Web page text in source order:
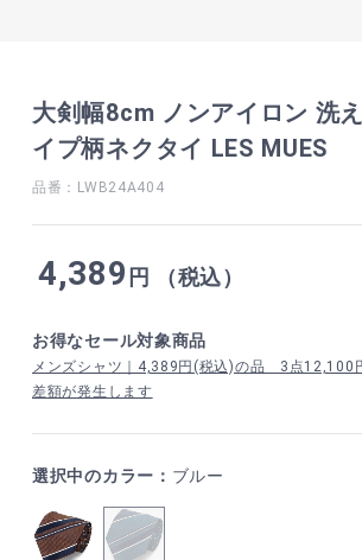
大剣幅8cm ノンアイロン 洗
イプ柄ネクタイ LES MUES
品番：LWB24A404
4,389 円 （税込）
お得なセール対象商品
メンズシャツ｜4,389円(税込)の品 3点12,100
差額が発生します
選択中のカラー： ブルー